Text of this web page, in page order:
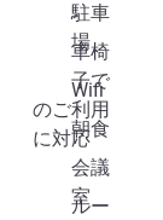
駐車
場
車椅
子で
のご利用
に対応
Wifi
朝食
会議
室
ルー